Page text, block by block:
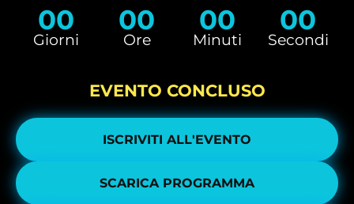
00
Giorni
00
Ore
00
Minuti
00
Secondi
EVENTO CONCLUSO
ISCRIVITI ALL'EVENTO
SCARICA PROGRAMMA